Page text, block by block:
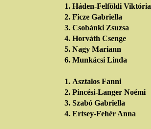
1. Háden-Felföldi Viktória
2. Ficze Gabriella
3. Csobánki Zsuzsa
4. Horváth Csenge
5. Nagy Mariann
6. Munkácsi Linda
1. Asztalos Fanni
2. Pincési-Langer Noémi
3. Szabó Gabriella
4. Ertsey-Fehér Anna